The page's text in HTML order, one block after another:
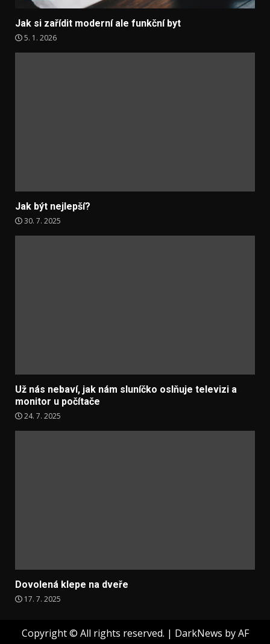
Jak si zařídit moderní ale funkční byt
5. 1. 2026
Jak být nejlepší?
30. 7. 2025
Už nás nebaví, jak nám sluníčko oslňuje televizi a
monitor u počítače
24. 7. 2025
Dovolená klepe na dveře
17. 7. 2025
Copyright © All rights reserved. | DarkNews by AF